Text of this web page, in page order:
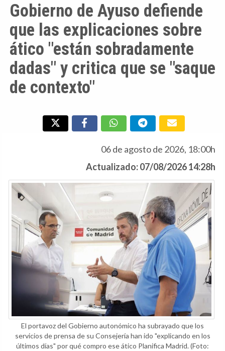
Gobierno de Ayuso defiende
que las explicaciones sobre
ático "están sobradamente
dadas" y critica que se "saque
de contexto"
06 de agosto de 2026, 18:00h
Actualizado: 07/08/2026 14:28h
El portavoz del Gobierno autonómico ha subrayado que los
servicios de prensa de su Consejería han ido "explicando en los
últimos días" por qué compro ese ático Planifica Madrid.(Foto: